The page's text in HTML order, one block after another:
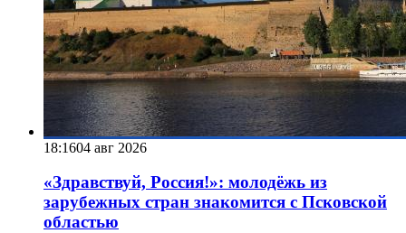
18:1604 авг 2026
«Здравствуй, Россия!»: молодёжь из
зарубежных стран знакомится с Псковской
областью